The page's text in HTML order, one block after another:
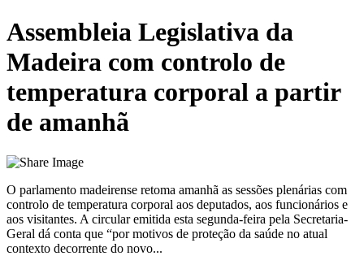
Assembleia Legislativa da
Madeira com controlo de
temperatura corporal a partir
de amanhã
O parlamento madeirense retoma amanhã as sessões plenárias com
controlo de temperatura corporal aos deputados, aos funcionários e
aos visitantes. A circular emitida esta segunda-feira pela Secretaria-
Geral dá conta que “por motivos de proteção da saúde no atual
contexto decorrente do novo...